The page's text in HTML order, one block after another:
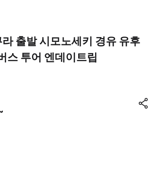
출발 시모노세키 경유 유후
스 투어 엔데이트립